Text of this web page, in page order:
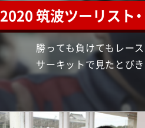
2020 筑波ツーリスト
勝っても負けてもレー
サーキットで見たとび